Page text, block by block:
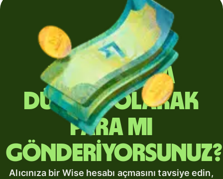
Yurt dışına
düzenli olarak
para mı
gönderiyorsunuz?
Alıcınıza bir Wise hesabı açmasını tavsiye edin,